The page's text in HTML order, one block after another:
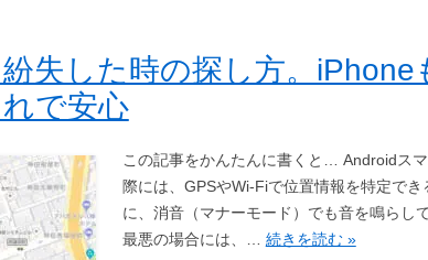
失した時の探し方。iPhone
で安心
この記事をかんたんに書くと… Androidス
際には、GPSやWi-Fiで位置情報を特定で
に、消音（マナーモード）でも音を鳴らし
最悪の場合には、… 続きを読む »